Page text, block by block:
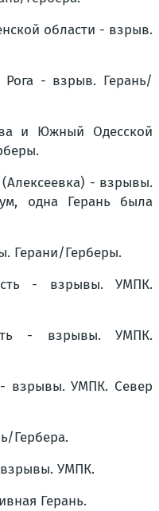
области - взрыв.
Рога - взрыв. Герань/
и Южный Одесской
(Алексеевка) - взрывы.
одна Герань была
Герани/Герберы.
- взрывы. УМПК.
- взрывы. УМПК.
- взрывы. УМПК. Север
Гербера.
взрывы. УМПК.
Герань.